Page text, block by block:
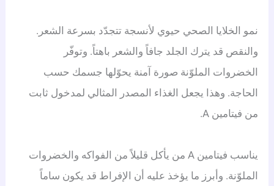
نمو الخلايا الصحي حيوي لأنسجة تتجدّد بسرعة الشعر.
والنقص قد يترك الجلد جافاً والشعر باهتاً. وتوفّر
الخضروات الملوّنة صورة آمنة يحوّلها جسمك حسب
الحاجة. وهذا يجعل الغذاء المصدر المثالي لمدخول ثابت
من فيتامين A.
يناسب فيتامين A من يأكل قليلاً من الفواكه والخضروات
الملوّنة. وأبرز ما يؤخذ عليه أن الإفراط قد يكون ساماً